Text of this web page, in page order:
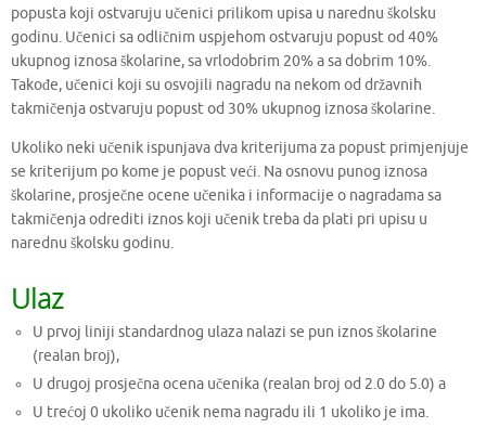
popusta koji ostvaruju učenici prilikom upisa u narednu školsku
godinu. Učenici sa odličnim uspjehom ostvaruju popust od 40%
ukupnog iznosa školarine, sa vrlodobrim 20% a sa dobrim 10%.
Takođe, učenici koji su osvojili nagradu na nekom od državnih
takmičenja ostvaruju popust od 30% ukupnog iznosa školarine.
Ukoliko neki učenik ispunjava dva kriterijuma za popust primjenjuje
se kriterijum po kome je popust veći. Na osnovu punog iznosa
školarine, prosječne ocene učenika i informacije o nagradama sa
takmičenja odrediti iznos koji učenik treba da plati pri upisu u
narednu školsku godinu.
Ulaz
U prvoj liniji standardnog ulaza nalazi se pun iznos školarine
(realan broj),
U drugoj prosječna ocena učenika (realan broj od 2.0 do 5.0) a
U trećoj 0 ukoliko učenik nema nagradu ili 1 ukoliko je ima.